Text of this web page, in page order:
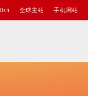
全球主站 手机网站